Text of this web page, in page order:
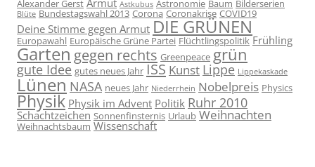
Alexander Gerst Armut Astkubus Astronomie Baum Bilderserien
Blüte Bundestagswahl 2013 Corona Coronakrise COVID19
Deine Stimme gegen Armut DIE GRÜNEN
Europawahl Europäische Grüne Partei Flüchtlingspolitik Frühling
Garten gegen rechts Greenpeace grün
gute Idee gutes neues Jahr ISS Kunst Lippe Lippekaskade
Lünen NASA neues Jahr Niederrhein Nobelpreis Physics
Physik Physik im Advent Politik Ruhr 2010
Schachtzeichen Sonnenfinsternis Urlaub Weihnachten
Weihnachtsbaum Wissenschaft